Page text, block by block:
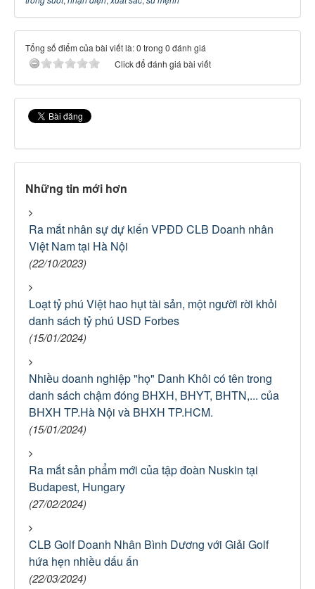
Tổng số điểm của bài viết là: 0 trong 0 đánh giá
Click để đánh giá bài viết
Những tin mới hơn
Ra mắt nhân sự dự kiến VPĐD CLB Doanh nhân
Việt Nam tại Hà Nội
(22/10/2023)
Loạt tỷ phú Việt hao hụt tài sản, một người rời khỏi
danh sách tỷ phú USD Forbes
(15/01/2024)
Nhiều doanh nghiệp "họ" Danh Khôi có tên trong
danh sách chậm đóng BHXH, BHYT, BHTN,... của
BHXH TP.Hà Nội và BHXH TP.HCM.
(15/01/2024)
Ra mắt sản phẩm mới của tập đoàn Nuskin tại
Budapest, Hungary
(27/02/2024)
CLB Golf Doanh Nhân Bình Dương với Giải Golf
hứa hẹn nhiều dấu ấn
(22/03/2024)